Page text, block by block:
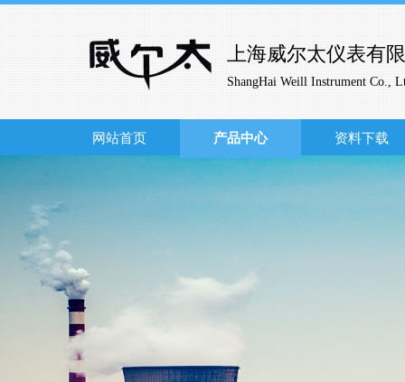
网站首页 产品中心 资料下载
行业解决
上海威尔太仪表有
ShangHai Weill Instrument Co.,